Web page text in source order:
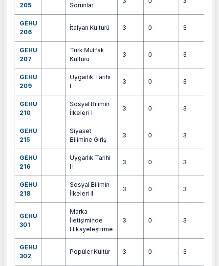
205
Sorunlar
GEHU
206
İtalyan Kültürü 3 0 3
GEHU
207
Türk Mutfak
Kültürü
3 0 3
GEHU
209
Uygarlık Tarihi
I
3 0 3
GEHU
210
Sosyal Bilimin
İlkeleri I
3 0 3
GEHU
215
Siyaset
Bilimine Giriş
3 0 3
GEHU
216
Uygarlık Tarihi
II
3 0 3
GEHU
218
Sosyal Bilimin
İlkeleri II
3 0 3
GEHU
301
Marka
İletişiminde
Hikayeleştirme
3 0 3
GEHU
302
Popüler Kültür 3 0 3